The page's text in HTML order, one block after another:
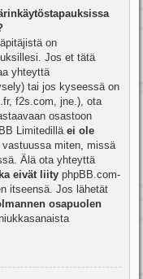
on
Jos et tätä
yhteyttä
) tai jos kyseessä on
f2s.com, jne.), ota
osastoon
Limitedillä ei ole
miten, missä
Älä ota yhteyttä
eivät liity phpBB.com-
itseensä. Jos lähetät
osapuolen